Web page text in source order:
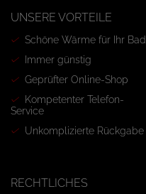
UNSERE VORTEILE
Schöne Wärme für Ihr Bad
Immer günstig
Geprüfter Online-Shop
Kompetenter Telefon-
Service
Unkomplizierte Rückgabe
RECHTLICHES